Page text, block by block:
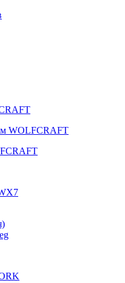
WOLFCRAFT